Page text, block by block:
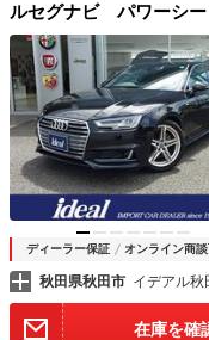
ルセグナビ パワーシ
Ｂカメラ ＡＣＣ 衝突
ト クリアランスソナ
ディーラー保証 オンライン商
秋田県秋田市
在庫を確